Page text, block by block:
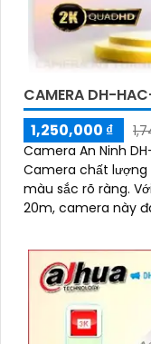
CAMERA DH-
1,250,000 ₫
Camera An Ninh
Camera chất
màu sắc rõ ràng. Với khoảng cách giám sát lên đến
20m, camera này